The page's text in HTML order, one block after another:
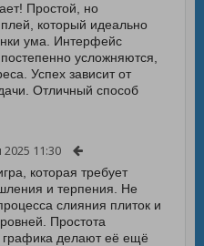
Простой, но
который идеально
ума. Интерфейс
усложняются,
Успех зависит от
Отличный способ
11:30
которая требует
и терпения. Не
слияния плиток и
Простота
графика делают её ещё